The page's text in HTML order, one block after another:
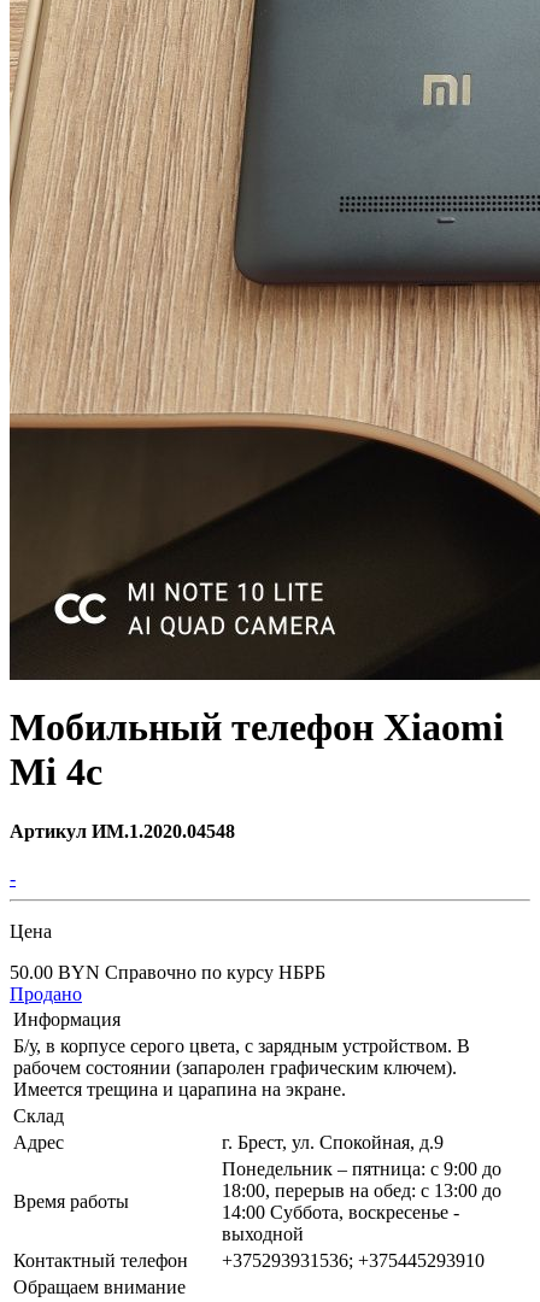
Мобильный телефон Xiaomi
Mi 4c
Артикул ИМ.1.2020.04548
-
Цена
50.00 BYN Справочно по курсу НБРБ
Продано
Информация
Б/у, в корпусе серого цвета, с зарядным устройством. В
рабочем состоянии (запаролен графическим ключем).
Имеется трещина и царапина на экране.
Склад
Адрес
г. Брест, ул. Спокойная, д.9
Время работы
Понедельник – пятница: с 9:00 до
18:00, перерыв на обед: с 13:00 до
14:00 Суббота, воскресенье -
выходной
Контактный телефон
+375293931536; +375445293910
Обращаем внимание